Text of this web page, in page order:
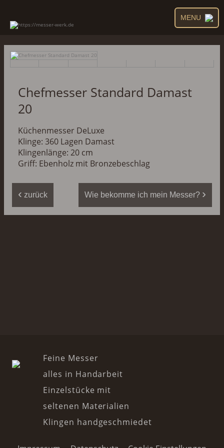
MENU
Chefmesser Standard Damast
20
Küchenmesser DeLuxe
Klinge: 360 Lagen Damast
Klingenlänge: 20 cm
Griff: Ebenholz mit Bronzebeschlag
‹ zurück Wie bekomme ich mein Messer? ›
Feine Messer
alles in Handarbeit
Einzelstücke mit
seltenen Materialien
Klingen handgeschmiedet